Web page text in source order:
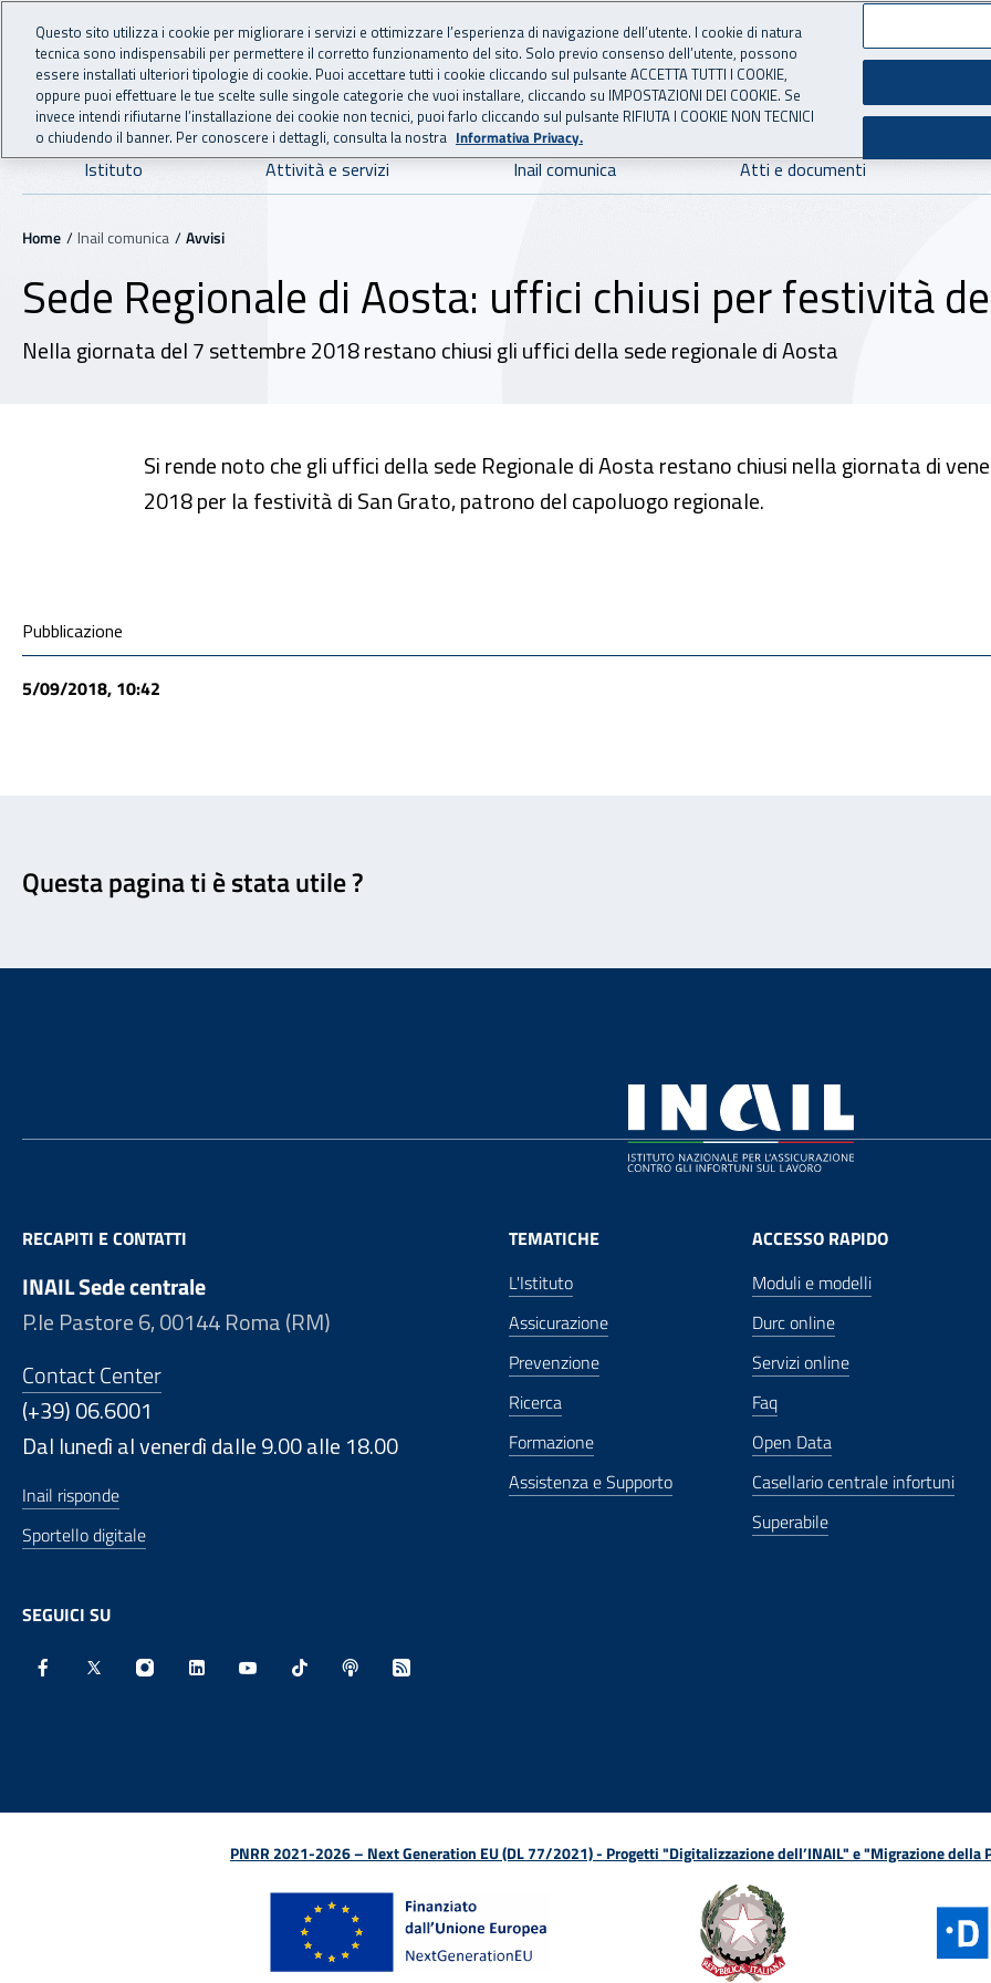
Vai al menu principale
Vai al contenuto principale
INAIL - Istituto Nazionale per l'Assicurazione
Navigazione principale
Istituto Attività e servizi Inail comunica Atti e documenti
Navigazione - Ti trovi in:
Home Inail comunica Avvisi
Sede Regionale di Aosta: uffici chiusi per festività
Nella giornata del 7 settembre 2018 restano chiusi gli uffici della sede regionale di Aosta
Si rende noto che gli uffici della sede Regionale di Aosta restano chiusi nella giornata di
2018 per la festività di San Grato, patrono del capoluogo regionale.
Condivisione social
Pubblicazione
5/09/2018, 10:42
Questa pagina ti è stata utile ?
RECAPITI E CONTATTI
INAIL Sede centrale
P.le Pastore 6, 00144 Roma (RM)
Contact Center
(+39) 06.6001
Dal lunedì al venerdì dalle 9.00 alle 18.00
Inail risponde
Sportello digitale
SEGUICI SU
TEMATICHE
L'Istituto
Assicurazione
Prevenzione
Ricerca
Formazione
Assistenza e Supporto
ACCESSO RAPIDO
Moduli e modelli
Durc online
Servizi online
Faq
Open Data
Casellario centrale infortuni
Superabile
PNRR 2021-2026 – Next Generation EU (DL 77/2021) - Progetti "Digitalizzazione dell’INAIL" e "Migrazione della
Questo sito utilizza i cookie per migliorare i servizi e ottimizzare l’esperienza di navigazione dell’utente. I cookie di natura
tecnica sono indispensabili per permettere il corretto funzionamento del sito. Solo previo consenso dell’utente, possono
essere installati ulteriori tipologie di cookie. Puoi accettare tutti i cookie cliccando sul pulsante ACCETTA TUTTI I COOKIE,
oppure puoi effettuare le tue scelte sulle singole categorie che vuoi installare, cliccando su IMPOSTAZIONI DEI COOKIE. Se
invece intendi rifiutarne l’installazione dei cookie non tecnici, puoi farlo cliccando sul pulsante RIFIUTA I COOKIE NON TECNICI
o chiudendo il banner. Per conoscere i dettagli, consulta la nostra Informativa Privacy.